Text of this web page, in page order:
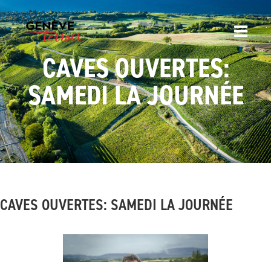
CAVES OUVERTES:
SAMEDI LA JOURNÉE
CAVES OUVERTES: SAMEDI LA JOURNÉE